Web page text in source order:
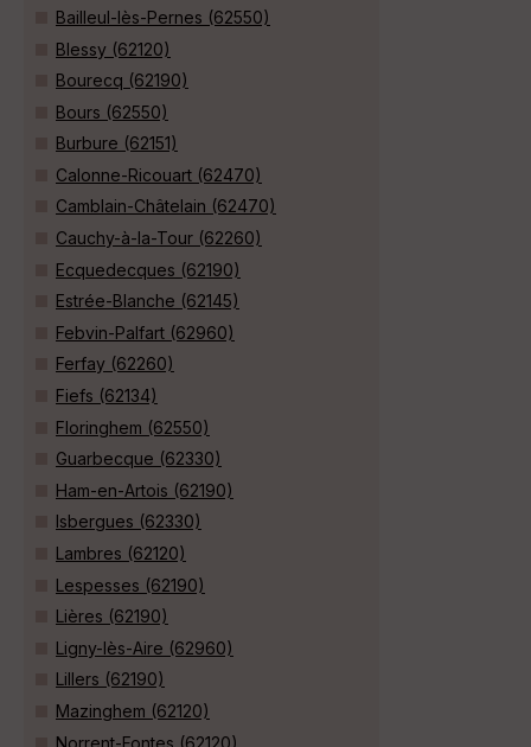
Bailleul-lès-Pernes (62550)
Blessy (62120)
Bourecq (62190)
Bours (62550)
Burbure (62151)
Calonne-Ricouart (62470)
Camblain-Châtelain (62470)
Cauchy-à-la-Tour (62260)
Ecquedecques (62190)
Estrée-Blanche (62145)
Febvin-Palfart (62960)
Ferfay (62260)
Fiefs (62134)
Floringhem (62550)
Guarbecque (62330)
Ham-en-Artois (62190)
Isbergues (62330)
Lambres (62120)
Lespesses (62190)
Lières (62190)
Ligny-lès-Aire (62960)
Lillers (62190)
Mazinghem (62120)
Norrent-Fontes (62120)